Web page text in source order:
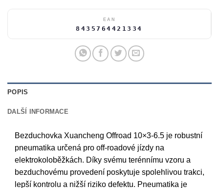
EAN
8435764421334
POPIS
DALŠÍ INFORMACE
Bezduchovka Xuancheng Offroad 10×3-6.5 je robustní
pneumatika určená pro off-roadové jízdy na
elektrokoloběžkách. Díky svému terénnímu vzoru a
bezduchovému provedení poskytuje spolehlivou trakci,
lepší kontrolu a nižší riziko defektu. Pneumatika je